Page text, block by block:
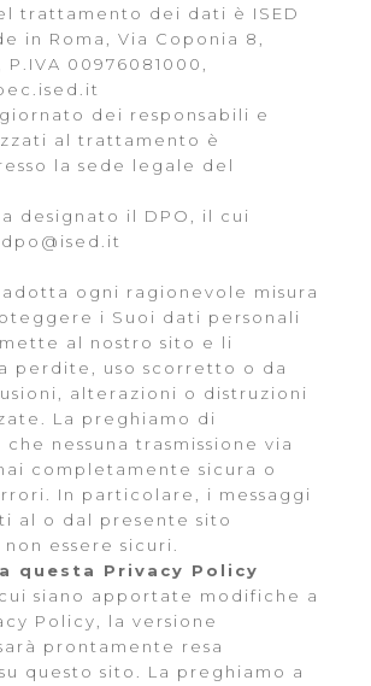
trattamento dei dati è ISED
in Roma, Via Coponia 8,
P.IVA 00976081000,
dei responsabili e
al trattamento è
la sede legale del
designato il DPO, il cui
ogni ragionevole misura
i Suoi dati personali
al nostro sito e li
perdite, uso scorretto o da
alterazioni o distruzioni
La preghiamo di
nessuna trasmissione via
completamente sicura o
In particolare, i messaggi
al o dal presente sito
essere sicuri.
questa Privacy Policy
siano apportate modifiche a
Policy, la versione
prontamente resa
questo sito. La preghiamo a